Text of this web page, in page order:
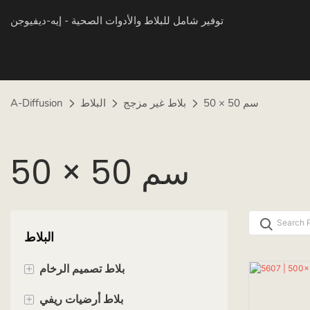
توفير شامل للبلاط والأدوات الصحية - إيه-ديفيوجن
A-Diffusion البلاط بلاط غير مزجج 50 × 50 سم
50 × 50 سم
البلاط
+ بلاط تصميم الرخام
60 × 60 سم
+ بلاط أرضيات ريفي